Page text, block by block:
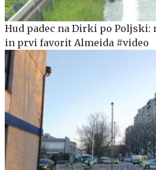
Hud padec na Dirki po Poljski:
in prvi favorit Almeida #video